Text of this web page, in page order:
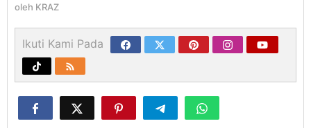
oleh KRAZ
Ikuti Kami Pada